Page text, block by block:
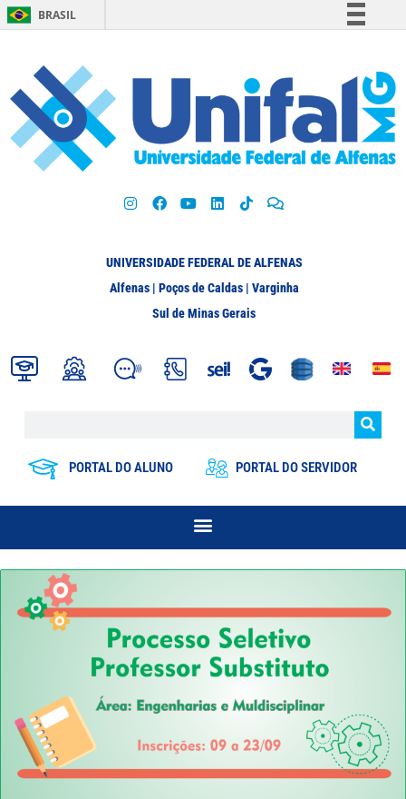
BRASIL
Participe
Acesso à informação
Legislação
UNIVERSIDADE FEDERAL DE ALFENAS
Alfenas | Poços de Caldas | Varginha
Sul de Minas Gerais
PORTAL DO ALUNO PORTAL DO SERVIDOR